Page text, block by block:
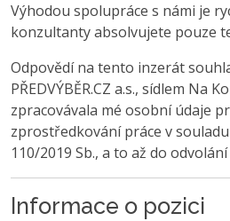
Výhodou spolupráce s námi je
konzultanty absolvujete pouze
Odpovědí na tento inzerát
PŘEDVÝBĚR.CZ a.s., sídlem Na
zpracovávala mé osobní údaje
zprostředkování práce v
110/2019 Sb., a to až do
Informace o pozici